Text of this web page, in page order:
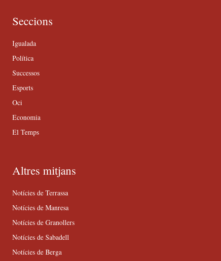
Seccions
Igualada
Política
Successos
Esports
Oci
Economia
El Temps
Altres mitjans
Notícies de Terrassa
Notícies de Manresa
Notícies de Granollers
Notícies de Sabadell
Notícies de Berga